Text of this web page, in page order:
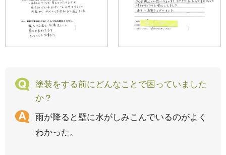
塗装をする前にどんなことで困っていました
か？
雨が降ると壁に水がしみこんでいるのがよく
わかった。